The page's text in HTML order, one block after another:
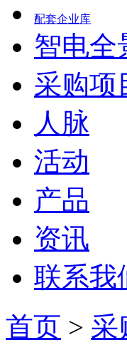
配套企业库
智电全
采购项
人脉
活动
产品
资讯
联系我
首页 > 采